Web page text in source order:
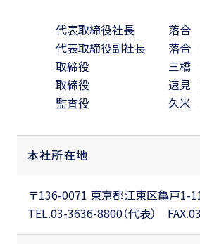
代表取締役社長
落合
代表取締役副社長
落合
取締役
三橋
取締役
速見
監査役
久米
本社所在地
〒136-0071 東京都江東区亀戸1-
TEL.03-3636-8800（代表）